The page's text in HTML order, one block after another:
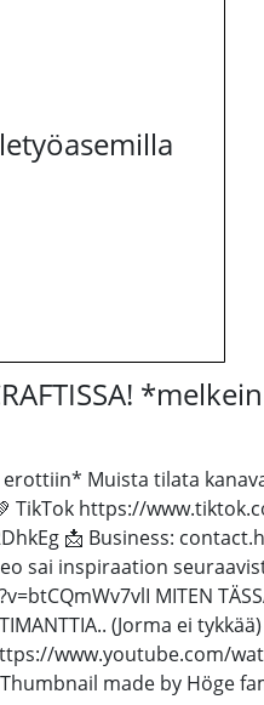
erottiin* Muista tilata
https://
📩 Business:
inspiraation seuraavista
MITEN
(Jorma ei
www.youtube.com/
Thumbnail made by Höge